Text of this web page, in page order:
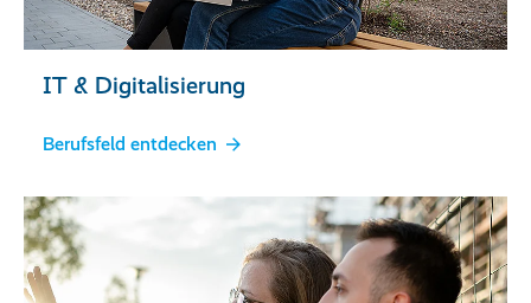
IT & Digitalisierung
Berufsfeld entdecken